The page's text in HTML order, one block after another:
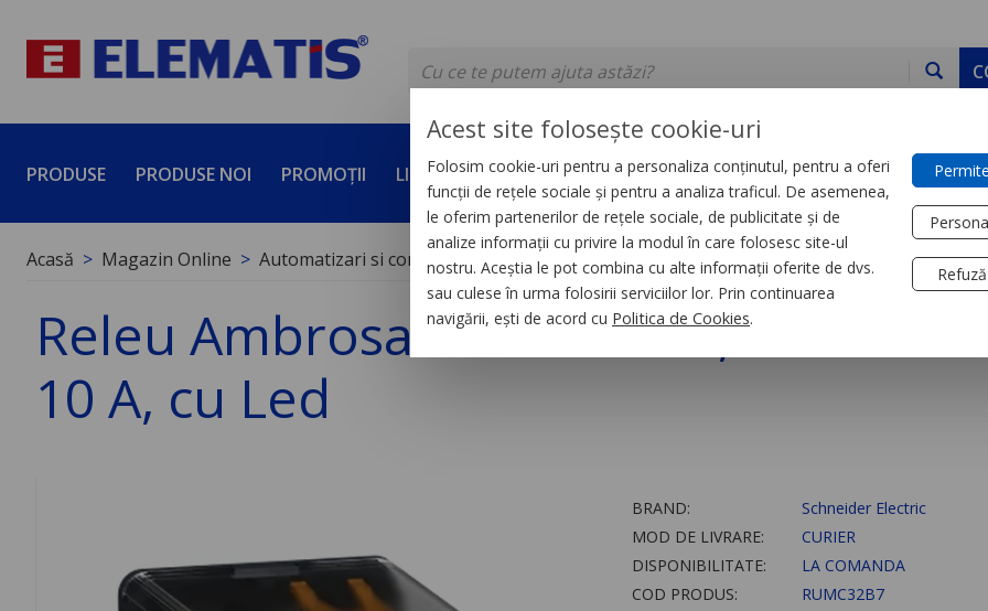
PRODUSE PRODUSE NOI PROMOȚII LICHIDĂRI DE STOC SERVICII DEVINO PARTENER CONTACT
Acasă Magazin Online Automatizari si control industrial Relee
Releu Ambrosabil Universal, Zelio
10 A, cu Led
BRAND:
Schneider Electric
MOD DE LIVRARE:
CURIER
DISPONIBILITATE:
LA COMANDA
COD PRODUS:
RUMC32B7
Acest site folosește cookie-uri
Folosim cookie-uri pentru a personaliza conținutul, pentru a oferi
funcții de rețele sociale și pentru a analiza traficul. De asemenea,
le oferim partenerilor de rețele sociale, de publicitate și de
analize informații cu privire la modul în care folosesc site-ul
nostru. Aceștia le pot combina cu alte informații oferite de dvs.
sau culese în urma folosirii serviciilor lor. Prin continuarea
navigării, ești de acord cu Politica de Cookies.